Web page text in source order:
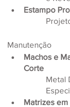
Estampo
Manutenção
Machos e
Corte
Metal
Matrizes